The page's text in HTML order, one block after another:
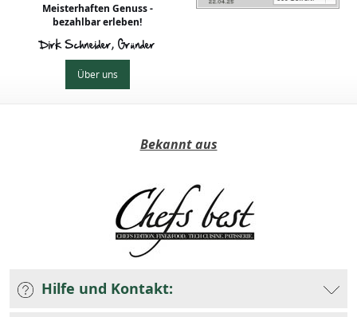
Meisterhaften Genuss -
bezahlbar erleben!
Dirk Schneider, Gründer
Über uns
Bekannt aus
Hilfe und Kontakt: